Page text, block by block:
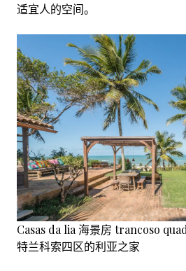
0
5
适宜人的空间。
Casas da lia 海景房 trancoso
特兰科索四区的利亚之家